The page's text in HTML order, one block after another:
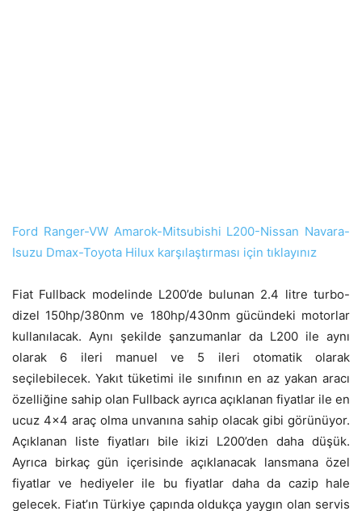
Ford Ranger-VW Amarok-Mitsubishi L200-Nissan Navara-
Isuzu Dmax-Toyota Hilux karşılaştırması için tıklayınız
Fiat Fullback modelinde L200’de bulunan 2.4 litre turbo-
dizel 150hp/380nm ve 180hp/430nm gücündeki motorlar
kullanılacak. Aynı şekilde şanzumanlar da L200 ile aynı
olarak 6 ileri manuel ve 5 ileri otomatik olarak
seçilebilecek. Yakıt tüketimi ile sınıfının en az yakan aracı
özelliğine sahip olan Fullback ayrıca açıklanan fiyatlar ile en
ucuz 4×4 araç olma unvanına sahip olacak gibi görünüyor.
Açıklanan liste fiyatları bile ikizi L200’den daha düşük.
Ayrıca birkaç gün içerisinde açıklanacak lansmana özel
fiyatlar ve hediyeler ile bu fiyatlar daha da cazip hale
gelecek. Fiat’ın Türkiye çapında oldukça yaygın olan servis